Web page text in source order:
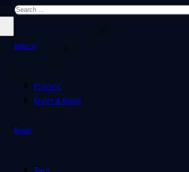
Watch
Playlist
Short & Reels
Read